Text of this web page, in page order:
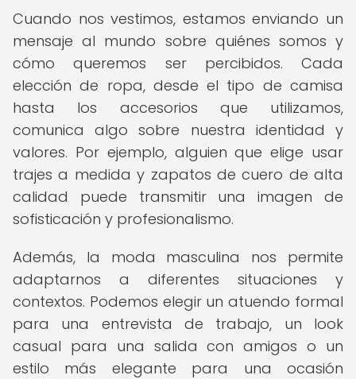
Cuando nos vestimos, estamos enviando un
mensaje al mundo sobre quiénes somos y
cómo queremos ser percibidos. Cada
elección de ropa, desde el tipo de camisa
hasta los accesorios que utilizamos,
comunica algo sobre nuestra identidad y
valores. Por ejemplo, alguien que elige usar
trajes a medida y zapatos de cuero de alta
calidad puede transmitir una imagen de
sofisticación y profesionalismo.
Además, la moda masculina nos permite
adaptarnos a diferentes situaciones y
contextos. Podemos elegir un atuendo formal
para una entrevista de trabajo, un look
casual para una salida con amigos o un
estilo más elegante para una ocasión